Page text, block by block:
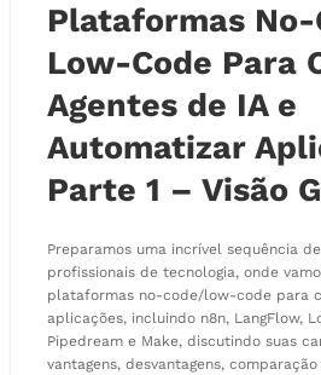
Plataformas No-
Low-Code Para
Agentes de IA e
Automatizar
Parte 1 – Visão
Preparamos uma incrível sequência
profissionais de tecnologia, onde
plataformas no-code/low-code para
aplicações, incluindo n8n, LangFlow,
Pipedream e Make, discutindo suas
vantagens, desvantagens,